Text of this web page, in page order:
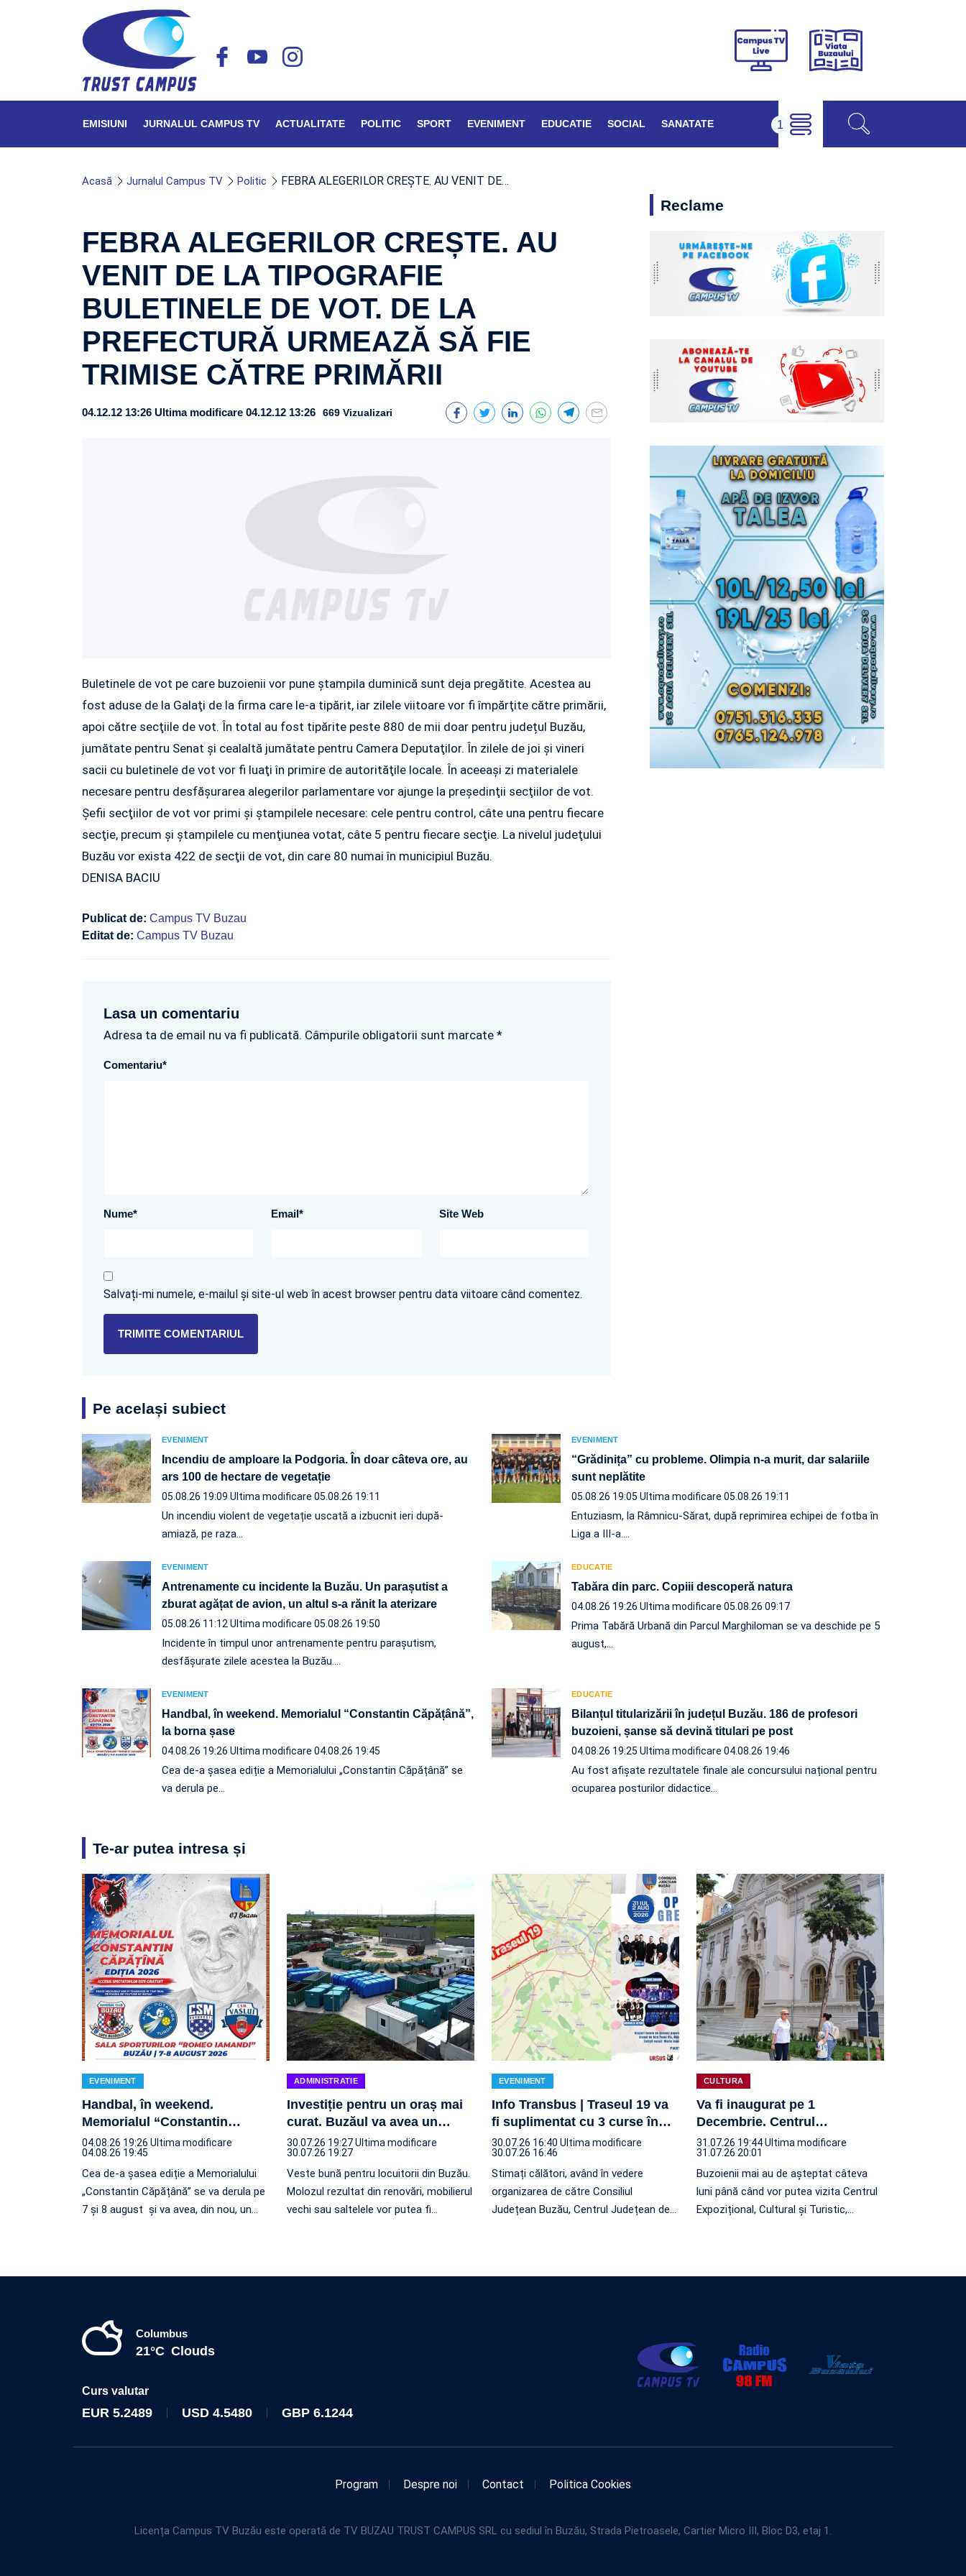
Campus
Viața
EMISIUNI JURNALUL CAMPUS TV ACTUALITATE POLITIC SPORT EVENIMENT EDUCATIE SOCIAL SANATATE
Acasă Jurnalul Campus TV Politic FEBRA ALEGERILOR CREȘTE. AU VENIT DE…
FEBRA ALEGERILOR CREȘTE. AU
VENIT DE LA TIPOGRAFIE
BULETINELE DE VOT. DE LA
PREFECTURĂ URMEAZĂ SĂ FIE
TRIMISE CĂTRE PRIMĂRII
04.12.12 13:26 Ultima modificare 04.12.12 13:26 669 Vizualizari
Buletinele de vot pe care buzoienii vor pune ştampila duminică sunt deja pregătite. Acestea au
fost aduse de la Galaţi de la firma care le-a tipărit, iar zilele viitoare vor fi împărţite către primării,
apoi către secţiile de vot. În total au fost tipărite peste 880 de mii doar pentru județul Buzău,
jumătate pentru Senat şi cealaltă jumătate pentru Camera Deputaţilor. În zilele de joi şi vineri
sacii cu buletinele de vot vor fi luaţi în primire de autorităţile locale. În aceeaşi zi materialele
necesare pentru desfăşurarea alegerilor parlamentare vor ajunge la preşedinţii secţiilor de vot.
Şefii secţiilor de vot vor primi şi ştampilele necesare: cele pentru control, câte una pentru fiecare
secţie, precum şi ştampilele cu menţiunea votat, câte 5 pentru fiecare secţie. La nivelul judeţului
Buzău vor exista 422 de secţii de vot, din care 80 numai în municipiul Buzău.
DENISA BACIU
Publicat de: Campus TV Buzau
Editat de: Campus TV Buzau
Lasa un comentariu
Adresa ta de email nu va fi publicată. Câmpurile obligatorii sunt marcate *
Comentariu*
Nume* Email* Site Web
Salvați-mi numele, e-mailul și site-ul web în acest browser pentru data viitoare când comentez.
Reclame
Pe același subiect
EVENIMENT
Incendiu de amploare la Podgoria. În doar câteva ore, au
ars 100 de hectare de vegetație
05.08.26 19:09 Ultima modificare 05.08.26 19:11
Un incendiu violent de vegetație uscată a izbucnit ieri după-
amiază, pe raza…
EVENIMENT
“Grădinița” cu probleme. Olimpia n-a murit, dar salariile
sunt neplătite
05.08.26 19:05 Ultima modificare 05.08.26 19:11
Entuziasm, la Râmnicu-Sărat, după reprimirea echipei de fotba în
Liga a III-a.…
EVENIMENT
Antrenamente cu incidente la Buzău. Un parașutist a
zburat agățat de avion, un altul s-a rănit la aterizare
05.08.26 11:12 Ultima modificare 05.08.26 19:50
Incidente în timpul unor antrenamente pentru parașutism,
desfășurate zilele acestea la Buzău.…
EDUCATIE
Tabăra din parc. Copiii descoperă natura
04.08.26 19:26 Ultima modificare 05.08.26 09:17
Prima Tabără Urbană din Parcul Marghiloman se va deschide pe 5
august,…
EVENIMENT
Handbal, în weekend. Memorialul “Constantin Căpățână”,
la borna șase
04.08.26 19:26 Ultima modificare 04.08.26 19:45
Cea de-a șasea ediție a Memorialului „Constantin Căpățână” se
va derula pe…
EDUCATIE
Bilanțul titularizării în județul Buzău. 186 de profesori
buzoieni, șanse să devină titulari pe post
04.08.26 19:25 Ultima modificare 04.08.26 19:46
Au fost afișate rezultatele finale ale concursului național pentru
ocuparea posturilor didactice…
Te-ar putea intresa și
EVENIMENT
Handbal, în weekend.
Memorialul “Constantin…
04.08.26 19:26 Ultima modificare
04.08.26 19:45
Cea de-a șasea ediție a Memorialului
„Constantin Căpățână” se va derula pe
7 și 8 august și va avea, din nou, un…
ADMINISTRATIE
Investiție pentru un oraș mai
curat. Buzăul va avea un…
30.07.26 19:27Ultima modificare
30.07.26 19:27
Veste bună pentru locuitorii din Buzău.
Molozul rezultat din renovări, mobilierul
vechi sau saltelele vor putea fi…
EVENIMENT
Info Transbus | Traseul 19 va
fi suplimentat cu 3 curse în…
30.07.26 16:40 Ultima modificare
30.07.26 16:46
Stimați călători, având în vedere
organizarea de către Consiliul
Județean Buzău, Centrul Județean de…
CULTURA
Va fi inaugurat pe 1
Decembrie. Centrul…
31.07.26 19:44Ultima modificare
31.07.26 20:01
Buzoienii mai au de așteptat câteva
luni până când vor putea vizita Centrul
Expozițional, Cultural și Turistic,…
Columbus
21°C Clouds
Curs valutar
EUR 5.2489 USD 4.5480 GBP 6.1244
Program Despre noi Contact Politica Cookies
Licența Campus TV Buzău este operată de TV BUZAU TRUST CAMPUS SRL cu sediul în Buzău, Strada Pietroasele, Cartier Micro III, Bloc D3, etaj 1.